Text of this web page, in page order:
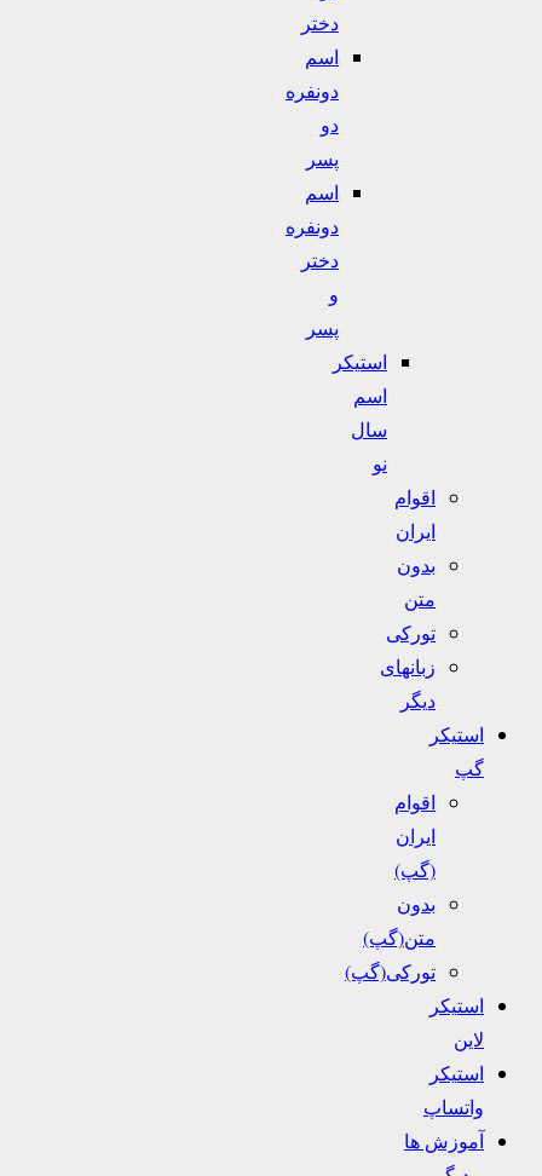
دختر
اسم
دونفره
دو
پسر
اسم
دونفره
دختر
و
پسر
استیکر
اسم
سال
نو
اقوام
ایران
بدون
متن
تورکی
زبانهای
دیگر
استیکر
گپ
اقوام
ایران
(گپ)
بدون
متن(گپ)
تورکی(گپ)
استیکر
لاین
استیکر
واتساپ
آموزش ها